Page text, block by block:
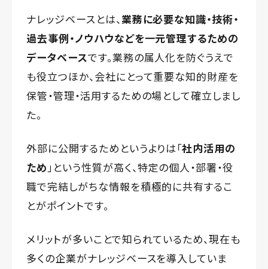
ナレッジベースとは、業務に必要な知識・技術・
過去事例・ノウハウなどを一元管理するための
データベースです。業務の属人化を防ぐうえで
も役立つほか、会社にとって重要な知的財産を
保管・管理・活用するための場として確立しまし
た。
外部に公開するためというよりは「社内活用の
ため」という性質が高く、特定の個人・部署・役
職で完結しがちな情報を積極的に共有するこ
とがポイントです。
メリットが多いことで知られているため、現在も
多くの企業がナレッジベースを導入していま